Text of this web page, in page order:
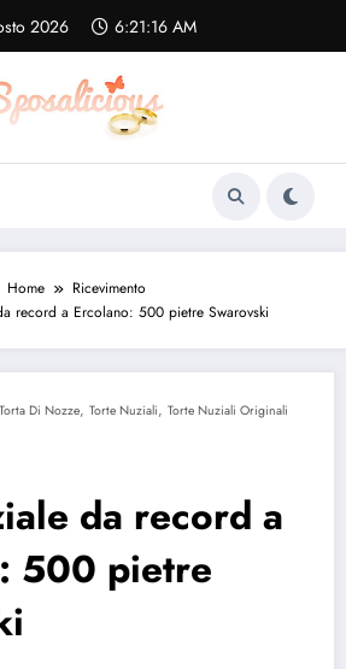
2026 6:21:16 AM
Home
Ricevimento
record a Ercolano: 500 pietre Swarovski
Torta Di Nozze, Torte Nuziali, Torte Nuziali Originali
da record a
500 pietre